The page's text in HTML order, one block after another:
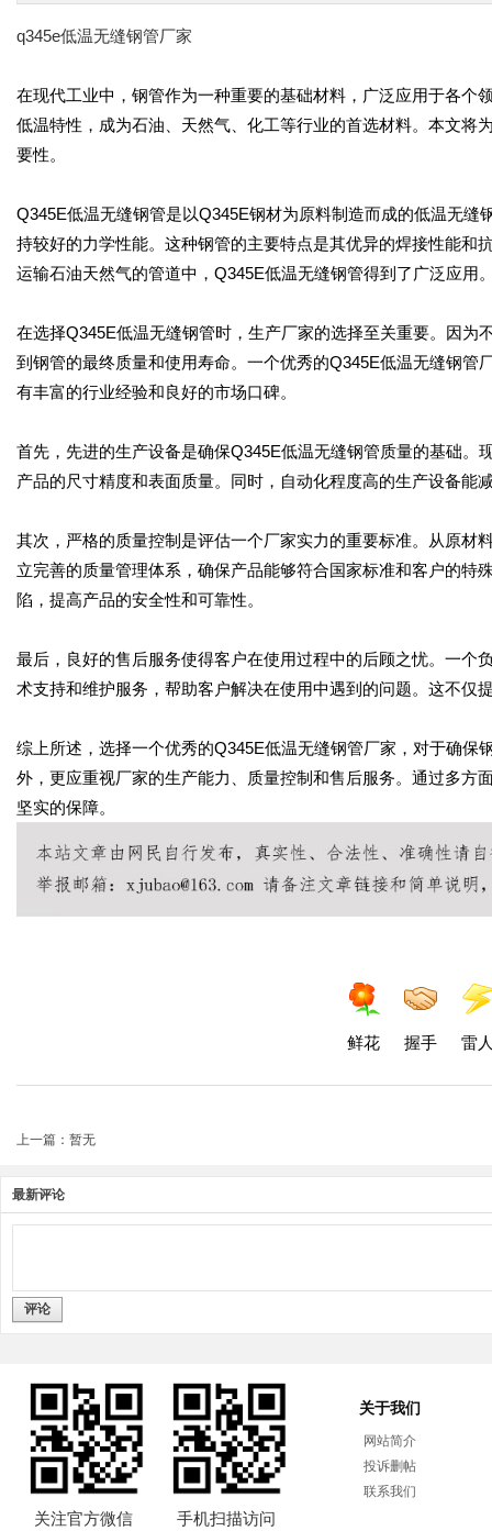
q345e低温无缝钢管厂家
在现代工业中，钢管作为一种重要的基础材料，广泛应用于各个
低温特性，成为石油、天然气、化工等行业的首选材料。本文将
要性。
Q345E低温无缝钢管是以Q345E钢材为原料制造而成的低温无
持较好的力学性能。这种钢管的主要特点是其优异的焊接性能
运输石油天然气的管道中，Q345E低温无缝钢管得到了广泛应用
在选择Q345E低温无缝钢管时，生产厂家的选择至关重要。因
到钢管的最终质量和使用寿命。一个优秀的Q345E低温无缝钢
有丰富的行业经验和良好的市场口碑。
首先，先进的生产设备是确保Q345E低温无缝钢管质量的基础
产品的尺寸精度和表面质量。同时，自动化程度高的生产设备能
其次，严格的质量控制是评估一个厂家实力的重要标准。从原材
立完善的质量管理体系，确保产品能够符合国家标准和客户的
陷，提高产品的安全性和可靠性。
最后，良好的售后服务使得客户在使用过程中的后顾之忧。一个
术支持和维护服务，帮助客户解决在使用中遇到的问题。这不仅
综上所述，选择一个优秀的Q345E低温无缝钢管厂家，对于确
外，更应重视厂家的生产能力、质量控制和售后服务。通过多方
坚实的保障。
鲜花 握手 雷
上一篇：暂无
最新评论
评论
关注官方微信 手机扫描访问
关于我们
网站简介
投诉删帖
联系我们